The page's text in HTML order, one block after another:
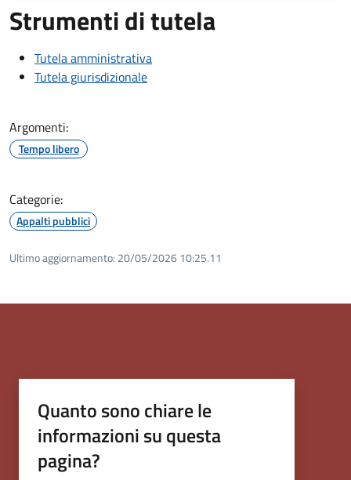
Strumenti di tutela
Tutela amministrativa
Tutela giurisdizionale
Argomenti:
Tempo libero
Categorie:
Appalti pubblici
Ultimo aggiornamento: 20/05/2026 10:25.11
Quanto sono chiare le
informazioni su questa
pagina?